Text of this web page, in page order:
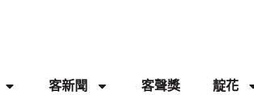
客新聞 客聲獎 靛花